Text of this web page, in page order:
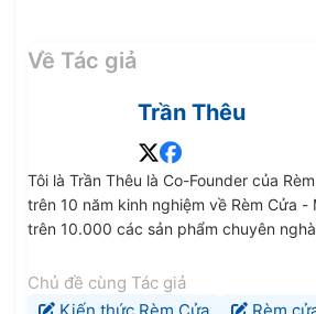
Về Tác giả
Trần Thêu
Tôi là Trần Thêu là Co-Founder của
trên 10 năm kinh nghiệm về Rèm Cửa
trên 10.000 các sản phẩm chuyên
mong rằng các kiến thức, chia sẻ
của tôi sẽ giúp ích cho Quý Anh Chị Em
Chủ đề cùng Tác giả
Kiến thức Rèm Cửa
Rèm